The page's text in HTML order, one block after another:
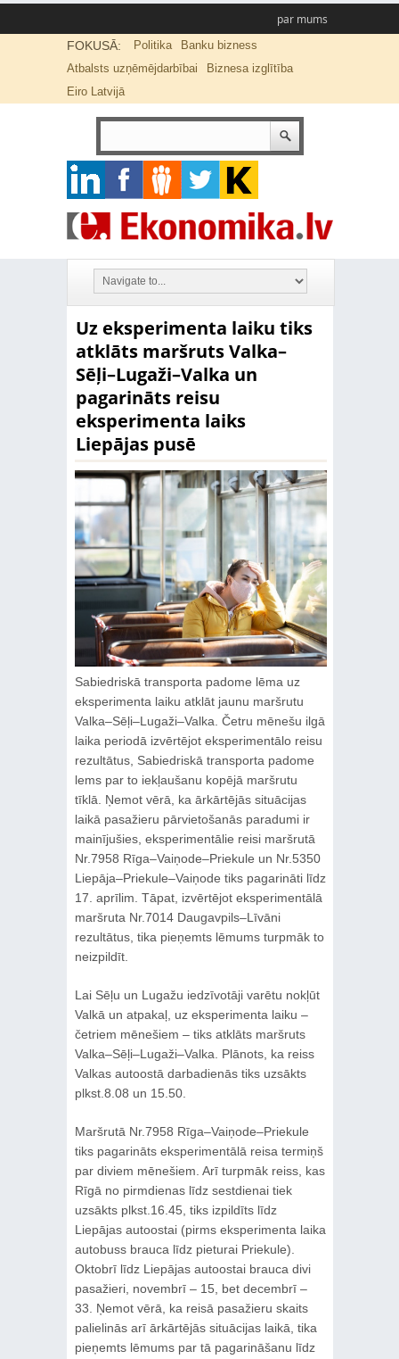
par mums
FOKUSĀ: Politika
Banku bizness
Atbalsts uzņēmējdarbībai
Biznesa izglītība
Eiro Latvijā
Uz eksperimenta laiku tiks
atklāts maršruts Valka–
Sēļi–Lugaži–Valka un
pagarināts reisu
eksperimenta laiks
Liepājas pusē
Sabiedriskā transporta padome lēma uz
eksperimenta laiku atklāt jaunu maršrutu
Valka–Sēļi–Lugaži–Valka. Četru mēnešu ilgā
laika periodā izvērtējot eksperimentālo reisu
rezultātus, Sabiedriskā transporta padome
lems par to iekļaušanu kopējā maršrutu
tīklā. Ņemot vērā, ka ārkārtējās situācijas
laikā pasažieru pārvietošanās paradumi ir
mainījušies, eksperimentālie reisi maršrutā
Nr.7958 Rīga–Vaiņode–Priekule un Nr.5350
Liepāja–Priekule–Vaiņode tiks pagarināti līdz
17. aprīlim. Tāpat, izvērtējot eksperimentālā
maršruta Nr.7014 Daugavpils–Līvāni
rezultātus, tika pieņemts lēmums turpmāk to
neizpildīt.
Lai Sēļu un Lugažu iedzīvotāji varētu nokļūt
Valkā un atpakaļ, uz eksperimenta laiku –
četriem mēnešiem – tiks atklāts maršruts
Valka–Sēļi–Lugaži–Valka. Plānots, ka reiss
Valkas autoostā darbadienās tiks uzsākts
plkst.8.08 un 15.50.
Maršrutā Nr.7958 Rīga–Vaiņode–Priekule
tiks pagarināts eksperimentālā reisa termiņš
par diviem mēnešiem. Arī turpmāk reiss, kas
Rīgā no pirmdienas līdz sestdienai tiek
uzsākts plkst.16.45, tiks izpildīts līdz
Liepājas autoostai (pirms eksperimenta laika
autobuss brauca līdz pieturai Priekule).
Oktobrī līdz Liepājas autoostai brauca divi
pasažieri, novembrī – 15, bet decembrī –
33. Ņemot vērā, ka reisā pasažieru skaits
palielinās arī ārkārtējās situācijas laikā, tika
pieņemts lēmums par tā pagarināšanu līdz